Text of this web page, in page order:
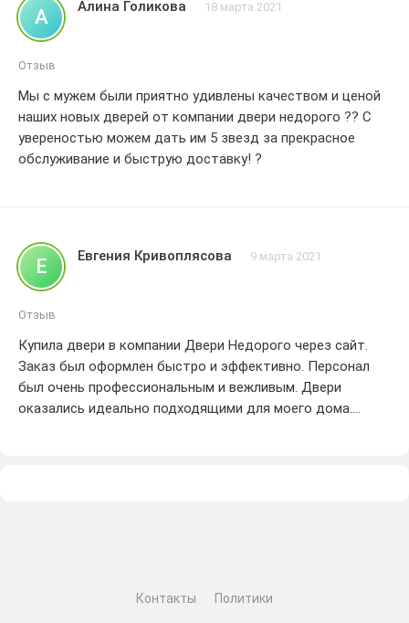
небольшую экскурсию, показала различные стили и
материалы, из которых изготавливаются их двери. Это
После того, как я сделала выбор, процесс заказа прошел
очень быстро и без проблем. Двери были установлены
вовремя, и монтажники проделали отличную работу.
Качество материалов и исполнение дверей просто
рекомендую эту компанию всем, кто ищет качественные
и доступные по цене двери. Огромное спасибо всему
коллективу за отличное обслуживание и качественный
продукт! Все заслуженные 5 звездочек!
А Алина Голикова 18 марта 2021
Отзыв
Мы с мужем были приятно удивлены качеством и ценой
наших новых дверей от компании двери недорого ?? С
увереностью можем дать им 5 звезд за прекрасное
обслуживание и быструю доставку! ?
Е Евгения Кривоплясова 9 марта 2021
Отзыв
Купила двери в компании Двери Недорого через сайт.
Заказ был оформлен быстро и эффективно. Персонал
был очень профессиональным и вежливым. Двери
оказались идеально подходящими для моего дома.
Контакты Политики